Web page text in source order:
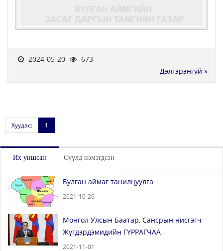
2024-05-20
673
Дэлгэрэнгүй »
Хуудас: 1
Их уншсан Сүүлд нэмэгдсэн
Булган аймаг танилцуулга
2021-10-26
Монгол Улсын Баатар, Сансрын нисгэгч
Жүгдэрдэмидийн ГҮРРАГЧАА
2021-11-01